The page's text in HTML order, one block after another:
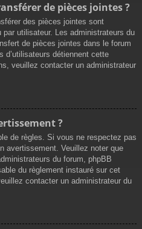
de pièces jointes ?
des pièces jointes sont
utilisateur. Les administrateurs du
de pièces jointes dans le forum
d’utilisateurs détiennent cette
veuillez contacter un administrateur
?
de règles. Si vous ne respectez pas
avertissement. Veuillez noter que
du forum, phpBB
du règlement instauré sur cet
contacter un administrateur du